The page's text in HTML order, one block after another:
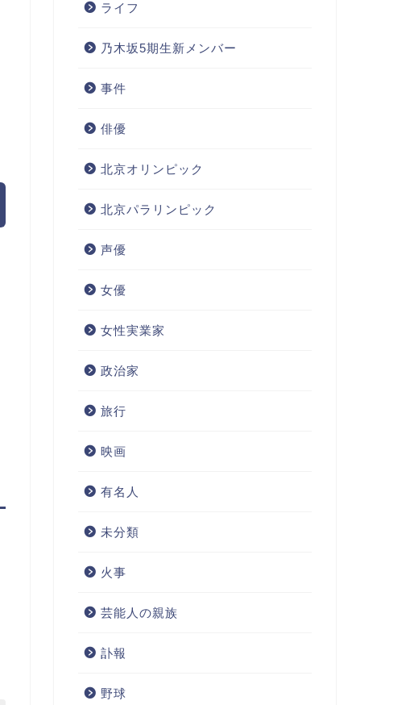
ライフ
乃木坂5期生新メンバー
事件
俳優
北京オリンピック
北京パラリンピック
声優
女優
女性実業家
政治家
旅行
映画
有名人
未分類
火事
芸能人の親族
訃報
野球